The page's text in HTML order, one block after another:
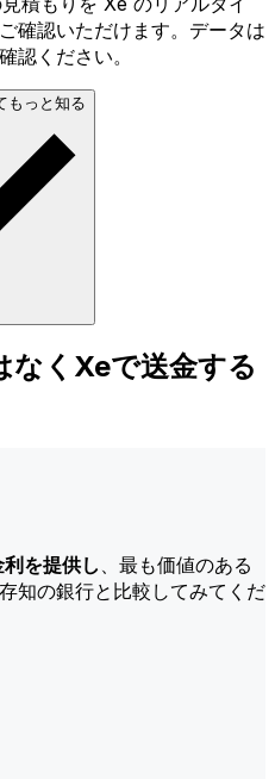
確認いただけます。データは
認ください。
もっと知る
なくXeで送金する
を提供し、最も価値のある
知の銀行と比較してみてくだ